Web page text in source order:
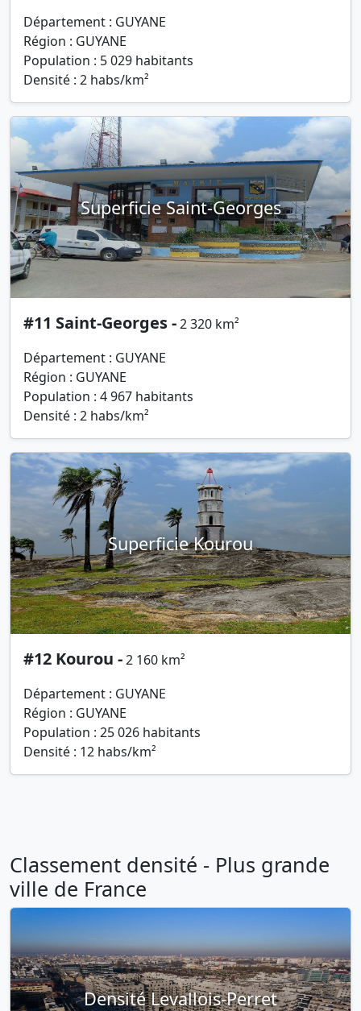
Département : GUYANE
Région : GUYANE
Population : 5 029 habitants
Densité : 2 habs/km²
Superficie Saint-Georges
#11 Saint-Georges -2 320 km²
Département : GUYANE
Région : GUYANE
Population : 4 967 habitants
Densité : 2 habs/km²
Superficie Kourou
#12 Kourou -2 160 km²
Département : GUYANE
Région : GUYANE
Population : 25 026 habitants
Densité : 12 habs/km²
Classement densité - Plus grande
ville de France
Densité Levallois-Perret